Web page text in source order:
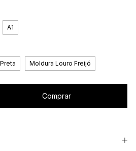
A1
Moldura Louro Freijó